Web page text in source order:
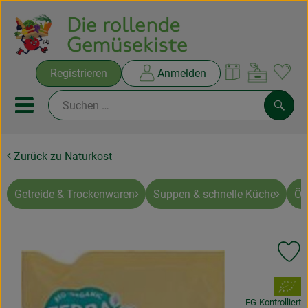
Registrieren Anmelden
Mobiles Menu öffnen oder
Ökokisten
Rezepte
NEUES & ANGEBOTE
Ökokisten
Zurück zu Naturkost
Getreide & Trockenwaren Suppen & schnelle Küche
, Verband:
EG-Kontrolliert